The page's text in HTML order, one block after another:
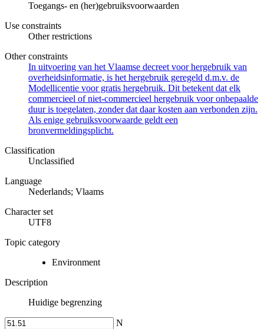
Toegangs- en (her)gebruiksvoorwaarden
Use constraints
Other restrictions
Other constraints
In uitvoering van het Vlaamse decreet voor hergebruik van
overheidsinformatie, is het hergebruik geregeld d.m.v. de
Modellicentie voor gratis hergebruik. Dit betekent dat elk
commercieel of niet-commercieel hergebruik voor onbepaalde
duur is toegelaten, zonder dat daar kosten aan verbonden zijn.
Als enige gebruiksvoorwaarde geldt een
bronvermeldingsplicht.
Classification
Unclassified
Language
Nederlands; Vlaams
Character set
UTF8
Topic category
Environment
Description
Huidige begrenzing
N